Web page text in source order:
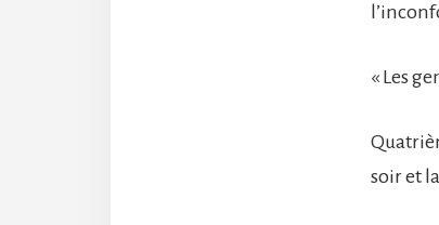
« Les
soir et